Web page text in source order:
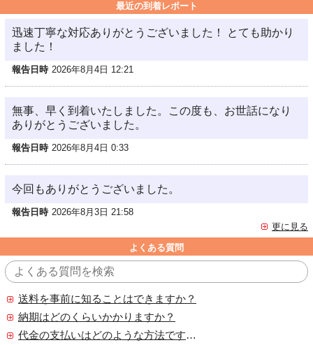
最近の到着レポート
迅速丁寧な対応ありがとうございました！ とても助かり
ました！
報告日時 2026年8月4日 12:21
無事、早く到着いたしました。この度も、お世話になり
ありがとうございました。
報告日時 2026年8月4日 0:33
今回もありがとうございました。
報告日時 2026年8月3日 21:58
更に見る
よくある質問
送料を事前に知ることはできますか？
納期はどのくらいかかりますか？
代金の支払いはどのような方法ですか？